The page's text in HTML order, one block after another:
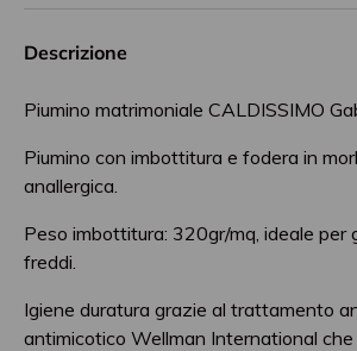
Descrizione
Piumino matrimoniale CALDISSIMO
Piumino con imbottitura e fodera in
anallergica.
Peso imbottitura: 320gr/mq, ideale per
freddi.
Igiene duratura grazie al trattamento
antimicotico Wellman International che